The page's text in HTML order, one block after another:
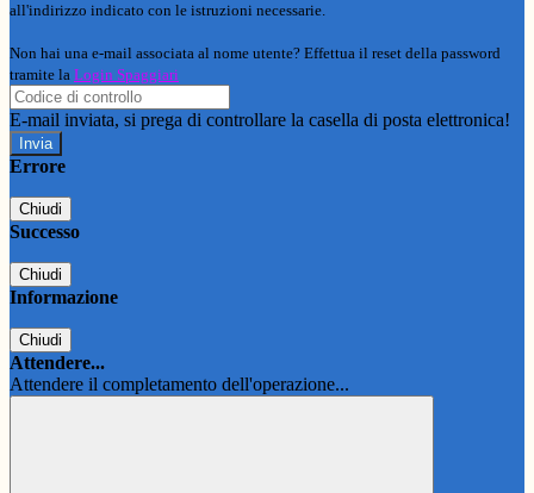
all'indirizzo indicato con le istruzioni necessarie.
Non hai una e-mail associata al nome utente? Effettua il reset della password
tramite la Login Spaggiari
E-mail inviata, si prega di controllare la casella di posta elettronica!
Errore
Chiudi
Successo
Chiudi
Informazione
Chiudi
Attendere...
Attendere il completamento dell'operazione...